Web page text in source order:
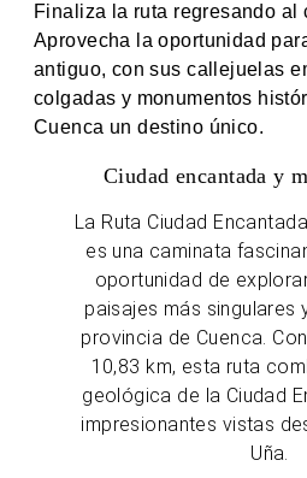
Finaliza la ruta regresando al
Aprovecha la oportunidad
antiguo, con sus callejuelas
colgadas y monumentos
Cuenca un destino único.
Ciudad encantada y
La Ruta Ciudad
es una caminata
oportunidad de
paisajes más singulares
provincia de Cuenca.
10,83 km, esta ruta
geológica de la Ciudad
impresionantes vistas
Uña.